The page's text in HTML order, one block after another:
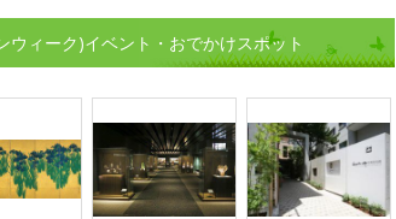
ウィーク)イベント・おでかけスポット